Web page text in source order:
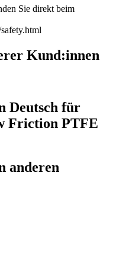
Sie direkt beim
Kund:innen
Deutsch für
Friction PTFE
anderen